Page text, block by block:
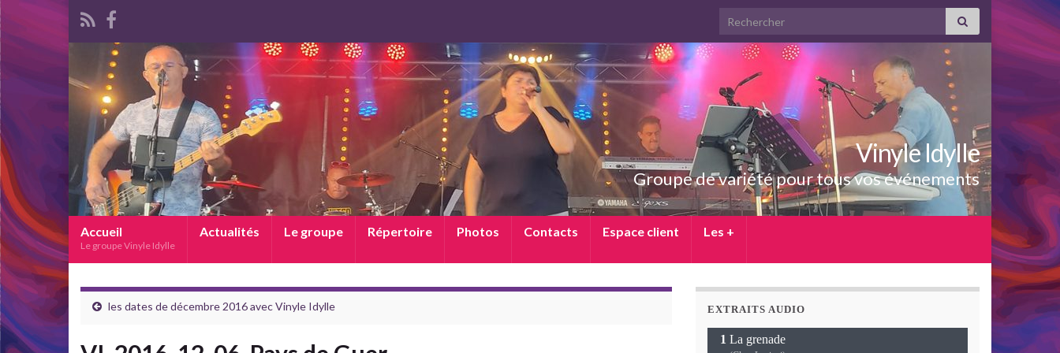
Search for:
Vinyle Idylle
Groupe de variété pour tous vos événements
Accueil
Le groupe Vinyle Idylle
Actualités Le groupe Répertoire Photos Contacts Espace client Les +
les dates de décembre 2016 avec Vinyle Idylle EXTRAITS AUDIO
La grenade